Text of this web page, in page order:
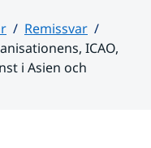
Remissvar
ICAO,
i Asien och